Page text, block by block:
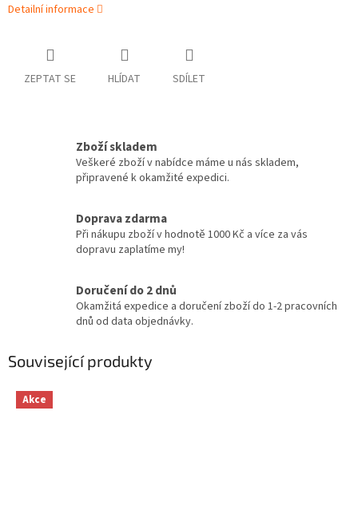
Detailní informace
ZEPTAT SE HLÍDAT SDÍLET
Zboží skladem
Veškeré zboží v nabídce máme u nás skladem,
připravené k okamžité expedici.
Doprava zdarma
Při nákupu zboží v hodnotě 1000 Kč a více za vás
dopravu zaplatíme my!
Doručení do 2 dnů
Okamžitá expedice a doručení zboží do 1-2 pracovních
dnů od data objednávky.
Související produkty
Akce